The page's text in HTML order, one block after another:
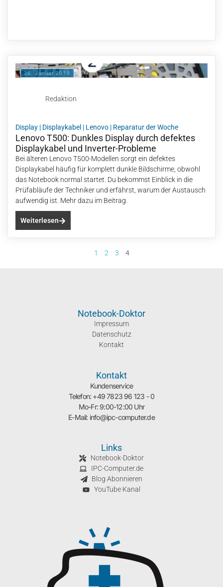
25. Januar 2013
Redaktion
Display | Displaykabel | Lenovo | Reparatur der Woche
Lenovo T500: Dunkles Display durch defektes
Displaykabel und Inverter-Probleme
Bei älteren Lenovo T500-Modellen sorgt ein defektes
Displaykabel häufig für komplett dunkle Bildschirme, obwohl
das Notebook normal startet. Du bekommst Einblick in die
Prüfabläufe der Techniker und erfährst, warum der Austausch
aufwendig ist. Mehr dazu im Beitrag.
Weiterlesen
1 2 3 4
Notebook-Doktor
Impressum
Datenschutz
Kontakt
Kontakt
Kundenservice
Telefon: +49 7823 96 123 - 0
Mo-Fr: 9:00-12:00 Uhr
E-Mail: info@ipc-computer.de
Links
Notebook-Doktor
IPC-Computer.de
Blog Abonnieren
YouTube Kanal